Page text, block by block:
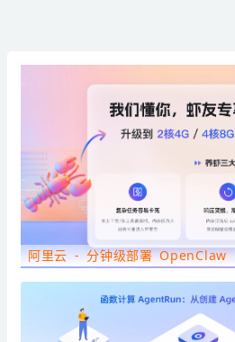
阿里云 - 分钟级部署 OpenClaw